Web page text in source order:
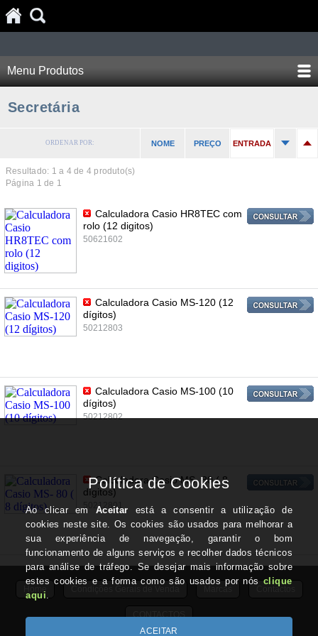
Menu Produtos
Secretária
ORDENAR POR: NOME PREÇO ENTRADA
Resultado: 1 a 4de 4 produto(s)
Página 1 de 1
Calculadora Casio HR8TEC com
rolo (12 digitos)
50621602
Calculadora Casio MS-120 (12
dígitos)
50212803
Calculadora Casio MS-100 (10
dígitos)
50212802
Calculadora Casio MS- 80 ( 8
dígitos)
50212801
Home Marcas Contactos
CONTACTOS